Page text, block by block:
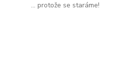
... protože se staráme!